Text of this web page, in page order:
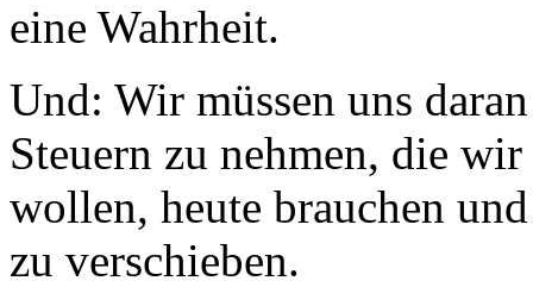
eine Wahrheit.
Und: Wir müssen uns
Steuern zu nehmen, die
wollen, heute brauchen
zu verschieben.